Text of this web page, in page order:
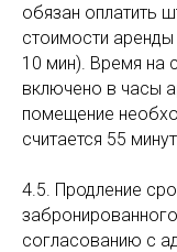
обязан оплатить
стоимости
10 мин). Время на
включено в часы
помещение
считается 55
4.5. Продление
согласованию с